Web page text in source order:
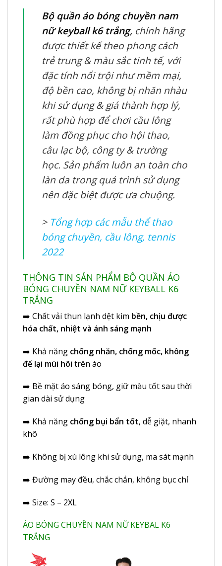
Bộ quần áo bóng chuyền nam
nữ keyball k6 trắng, chính hãng
được thiết kế theo phong cách
trẻ trung & màu sắc tinh tế, với
đặc tính nổi trội như mềm mại,
độ bền cao, không bị nhăn nhàu
khi sử dụng & giá thành hợp lý,
rất phù hợp để chơi cầu lông
làm đồng phục cho hội thao,
câu lạc bộ, công ty & trường
học. Sản phẩm luôn an toàn cho
làn da trong quá trình sử dụng
nên đặc biệt được ưa chuộng.
> Tổng hợp các mẫu thể thao
bóng chuyền, cầu lông, tennis
2022
THÔNG TIN SẢN PHẨM BỘ QUẦN ÁO
BÓNG CHUYỀN NAM NỮ KEYBALL K6
TRẮNG
➡️ Chất vải thun lạnh dệt kim bền, chịu được
hóa chất, nhiệt và ánh sáng mạnh
➡️ Khả năng chống nhăn, chống mốc, không
để lại mùi hôi trên áo
➡️ Bề mặt áo sáng bóng, giữ màu tốt sau thời
gian dài sử dụng
➡️ Khả năng chống bụi bẩn tốt, dễ giặt, nhanh
khô
➡️ Không bị xù lông khi sử dụng, ma sát mạnh
➡️ Đường may đều, chắc chắn, không bục chỉ
➡️ Size: S – 2XL
ÁO BÓNG CHUYỀN NAM NỮ KEYBAL K6
TRẮNG